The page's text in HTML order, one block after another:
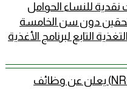
للنساء الحوامل
دون سن الخامسة
التابع لبرنامج الأغذية
المجلس النرويجي للاجئين (NRC) يعلن عن وظائف